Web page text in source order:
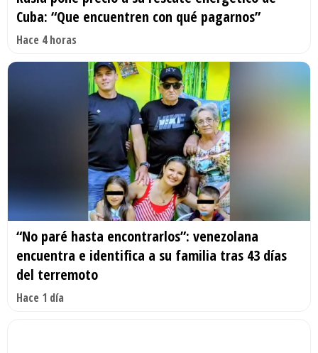
Cuba: “Que encuentren con qué pagarnos”
Hace 4 horas
“No paré hasta encontrarlos”: venezolana
encuentra e identifica a su familia tras 43 días
del terremoto
Hace 1 día